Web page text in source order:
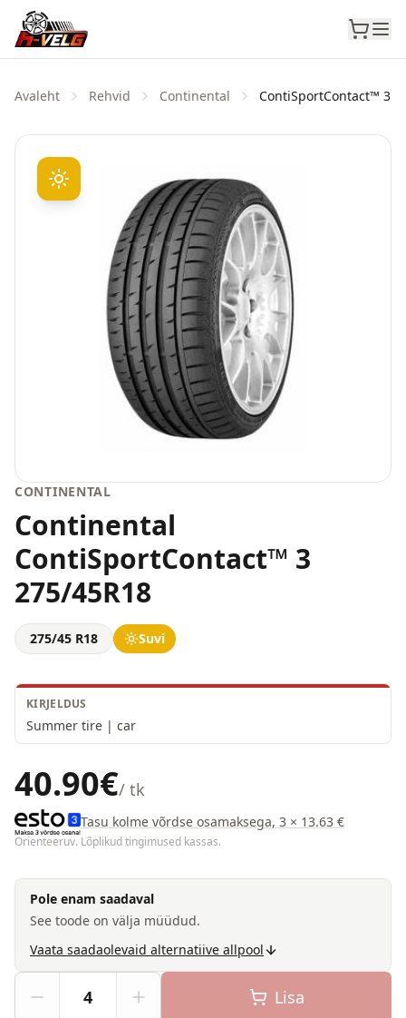
Avaleht Rehvid Continental ContiSportContact™ 3
CONTINENTAL
Continental
ContiSportContact™ 3
275/45R18
275/45 R18 Suvi
KIRJELDUS
Summer tire | car
40.90€/ tk
Tasu kolme võrdse osamaksega, 3 × 13.63 €
Orienteeruv. Lõplikud tingimused kassas.
Pole enam saadaval
See toode on välja müüdud.
Vaata saadaolevaid alternatiive allpool
Lisa